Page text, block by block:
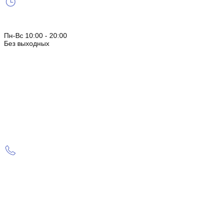
Пн-Вс 10:00 - 20:00
Без выходных